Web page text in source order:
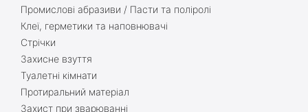
Промислові абразиви / Пасти та поліролі
Клеї, герметики та наповнювачі
Стрічки
Захисне взуття
Туалетні кімнати
Протиральний матеріал
Захист при зварюванні